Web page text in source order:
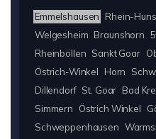
Emmelshausen Rhein-
Welgesheim Braunshorn
Rheinböllen Sankt Goar
Östrich-Winkel
Horn
Dillendorf St. Goar Bad
Simmern
Östrich Winkel
Schweppenhausen